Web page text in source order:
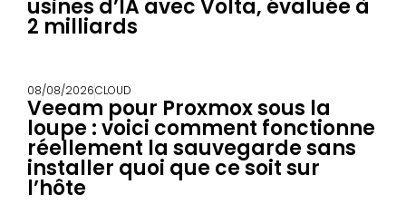
usines d’IA avec Volta, évaluée à
2 milliards
08/08/2026CLOUD
Veeam pour Proxmox sous la
loupe : voici comment fonctionne
réellement la sauvegarde sans
installer quoi que ce soit sur
l’hôte